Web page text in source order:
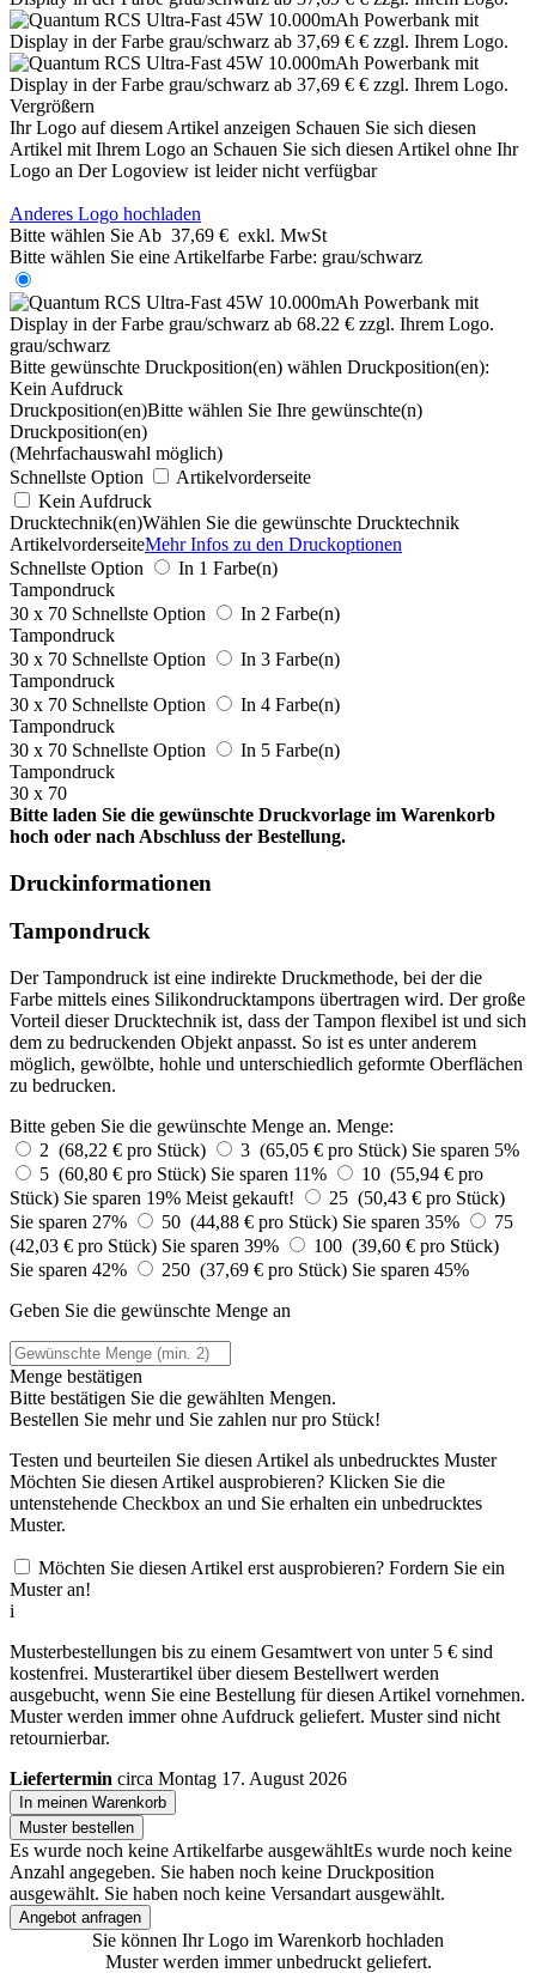
Vergrößern
Ihr Logo auf diesem Artikel anzeigen Schauen Sie sich diesen
Artikel mit Ihrem Logo an Schauen Sie sich diesen Artikel ohne Ihr
Logo an Der Logoview ist leider nicht verfügbar
Anderes Logo hochladen
Bitte wählen Sie Ab 37,69 € exkl. MwSt
Bitte wählen Sie eine Artikelfarbe Farbe: grau/schwarz
grau/schwarz
Bitte gewünschte Druckposition(en) wählen Druckposition(en):
Kein Aufdruck
Druckposition(en)Bitte wählen Sie Ihre gewünschte(n)
Druckposition(en)
(Mehrfachauswahl möglich)
Schnellste Option
Artikelvorderseite
Kein Aufdruck
Drucktechnik(en)Wählen Sie die gewünschte Drucktechnik
ArtikelvorderseiteMehr Infos zu den Druckoptionen
Schnellste Option
In 1 Farbe(n)
Tampondruck
30 x 70 Schnellste Option
In 2 Farbe(n)
Tampondruck
30 x 70 Schnellste Option
In 3 Farbe(n)
Tampondruck
30 x 70 Schnellste Option
In 4 Farbe(n)
Tampondruck
30 x 70 Schnellste Option
In 5 Farbe(n)
Tampondruck
30 x 70
Bitte laden Sie die gewünschte Druckvorlage im Warenkorb
hoch oder nach Abschluss der Bestellung.
Druckinformationen
Tampondruck
Der Tampondruck ist eine indirekte Druckmethode, bei der die
Farbe mittels eines Silikondrucktampons übertragen wird. Der große
Vorteil dieser Drucktechnik ist, dass der Tampon flexibel ist und sich
dem zu bedruckenden Objekt anpasst. So ist es unter anderem
möglich, gewölbte, hohle und unterschiedlich geformte Oberflächen
zu bedrucken.
Bitte geben Sie die gewünschte Menge an. Menge:
2 (68,22 € pro Stück)
3 (65,05 € pro Stück) Sie sparen 5%
5 (60,80 € pro Stück) Sie sparen 11%
10 (55,94 € pro
Stück) Sie sparen 19% Meist gekauft!
25 (50,43 € pro Stück)
Sie sparen 27%
50 (44,88 € pro Stück) Sie sparen 35%
75
(42,03 € pro Stück) Sie sparen 39%
100 (39,60 € pro Stück)
Sie sparen 42%
250 (37,69 € pro Stück) Sie sparen 45%
Geben Sie die gewünschte Menge an
Menge bestätigen
Bitte bestätigen Sie die gewählten Mengen.
Bestellen Sie mehr und Sie zahlen nurpro Stück!
Testen und beurteilen Sie diesen Artikel als unbedrucktes Muster
Möchten Sie diesen Artikel ausprobieren? Klicken Sie die
untenstehende Checkbox an und Sie erhalten ein unbedrucktes
Muster.
Möchten Sie diesen Artikel erst ausprobieren? Fordern Sie ein
Muster an!
i
Musterbestellungen bis zu einem Gesamtwert von unter 5 € sind
kostenfrei. Musterartikel über diesem Bestellwert werden
ausgebucht, wenn Sie eine Bestellung für diesen Artikel vornehmen.
Muster werden immer ohne Aufdruck geliefert. Muster sind nicht
retournierbar.
Liefertermin circa Montag 17. August 2026
In meinen Warenkorb
Muster bestellen
Es wurde noch keine Artikelfarbe ausgewähltEs wurde noch keine
Anzahl angegeben. Sie haben noch keine Druckposition
ausgewählt. Sie haben noch keine Versandart ausgewählt.
Angebot anfragen
Sie können Ihr Logo im Warenkorb hochladen
Muster werden immer unbedruckt geliefert.